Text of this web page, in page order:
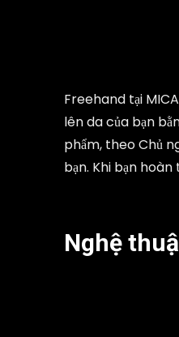
Freehand tại
lên da của bạn
phẩm, theo Chủ
bạn. Khi bạn
Nghệ